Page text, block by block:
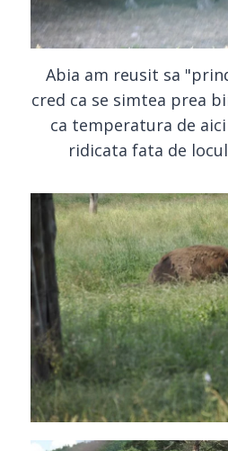
Abia am reusit sa
cred ca se simtea prea
ca temperatura de
ridicata fata de